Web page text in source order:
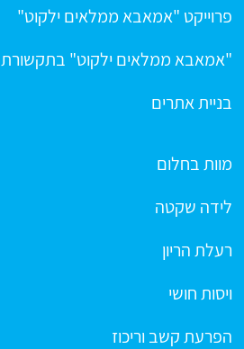
פרוייקט "אמאבא ממלאים ילקוט"
"אמאבא ממלאים ילקוט" בתקשורת
בניית אתרים
מוות בחלום
לידה שקטה
רעלת הריון
ויסות חושי
הפרעת קשב וריכוז